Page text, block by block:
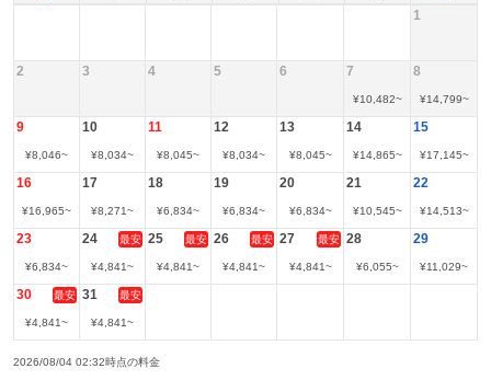
1
2 3 4 5 6 7
¥10,482~
8
¥14,799~
9
¥8,046~
10
¥8,034~
11
¥8,045~
12
¥8,034~
13
¥8,045~
14
¥14,865~
15
¥17,145~
16
¥16,965~
17
¥8,271~
18
¥6,834~
19
¥6,834~
20
¥6,834~
21
¥10,545~
22
¥14,513~
23
¥6,834~
24 最安
¥4,841~
25 最安
¥4,841~
26 最安
¥4,841~
27 最安
¥4,841~
28
¥6,055~
29
¥11,029~
30 最安
¥4,841~
31 最安
¥4,841~
2026/08/04 02:32時点の料金